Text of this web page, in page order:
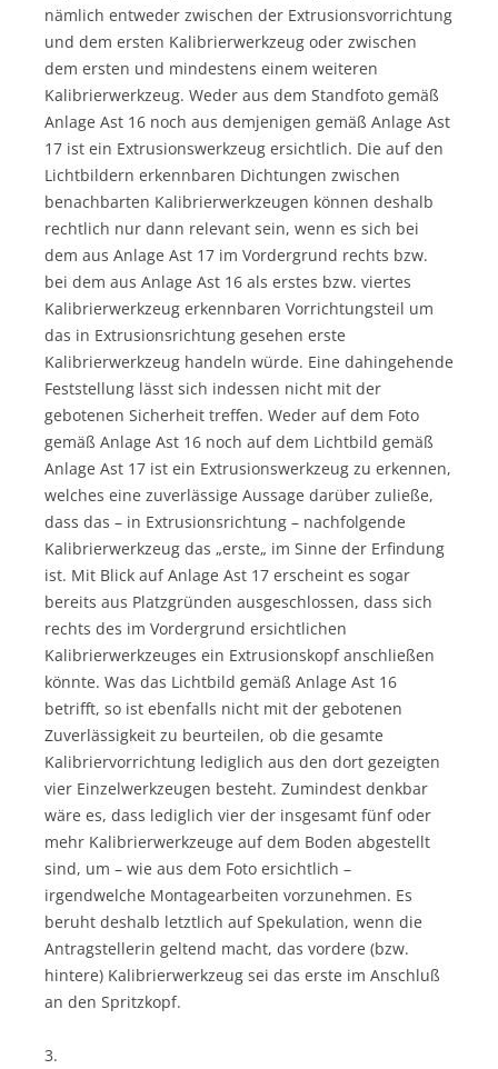
nämlich entweder zwischen der Extrusionsvorrichtung
und dem ersten Kalibrierwerkzeug oder zwischen
dem ersten und mindestens einem weiteren
Kalibrierwerkzeug. Weder aus dem Standfoto gemäß
Anlage Ast 16 noch aus demjenigen gemäß Anlage Ast
17 ist ein Extrusionswerkzeug ersichtlich. Die auf den
Lichtbildern erkennbaren Dichtungen zwischen
benachbarten Kalibrierwerkzeugen können deshalb
rechtlich nur dann relevant sein, wenn es sich bei
dem aus Anlage Ast 17 im Vordergrund rechts bzw.
bei dem aus Anlage Ast 16 als erstes bzw. viertes
Kalibrierwerkzeug erkennbaren Vorrichtungsteil um
das in Extrusionsrichtung gesehen erste
Kalibrierwerkzeug handeln würde. Eine dahingehende
Feststellung lässt sich indessen nicht mit der
gebotenen Sicherheit treffen. Weder auf dem Foto
gemäß Anlage Ast 16 noch auf dem Lichtbild gemäß
Anlage Ast 17 ist ein Extrusionswerkzeug zu erkennen,
welches eine zuverlässige Aussage darüber zuließe,
dass das – in Extrusionsrichtung – nachfolgende
Kalibrierwerkzeug das „erste„ im Sinne der Erfindung
ist. Mit Blick auf Anlage Ast 17 erscheint es sogar
bereits aus Platzgründen ausgeschlossen, dass sich
rechts des im Vordergrund ersichtlichen
Kalibrierwerkzeuges ein Extrusionskopf anschließen
könnte. Was das Lichtbild gemäß Anlage Ast 16
betrifft, so ist ebenfalls nicht mit der gebotenen
Zuverlässigkeit zu beurteilen, ob die gesamte
Kalibriervorrichtung lediglich aus den dort gezeigten
vier Einzelwerkzeugen besteht. Zumindest denkbar
wäre es, dass lediglich vier der insgesamt fünf oder
mehr Kalibrierwerkzeuge auf dem Boden abgestellt
sind, um – wie aus dem Foto ersichtlich –
irgendwelche Montagearbeiten vorzunehmen. Es
beruht deshalb letztlich auf Spekulation, wenn die
Antragstellerin geltend macht, das vordere (bzw.
hintere) Kalibrierwerkzeug sei das erste im Anschluß
an den Spritzkopf.
3.